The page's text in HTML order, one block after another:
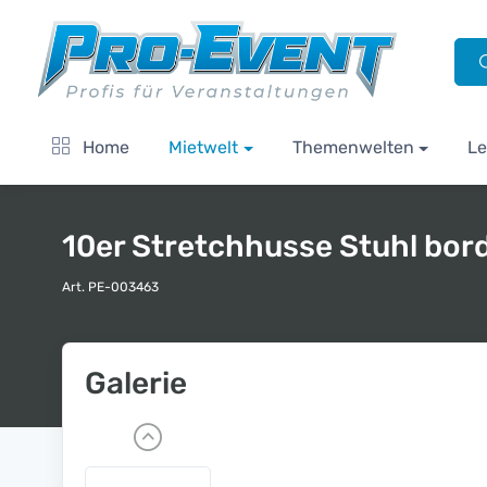
Home Mietwelt Themenwelten
10er Stretchhusse Stuhl
Art. PE-003463
Galerie
P
r